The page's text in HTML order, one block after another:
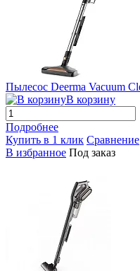
Пылесос Deerma Vacuum
В корзину
Подробнее
Купить в 1 клик Сравнение
В избранное Под заказ